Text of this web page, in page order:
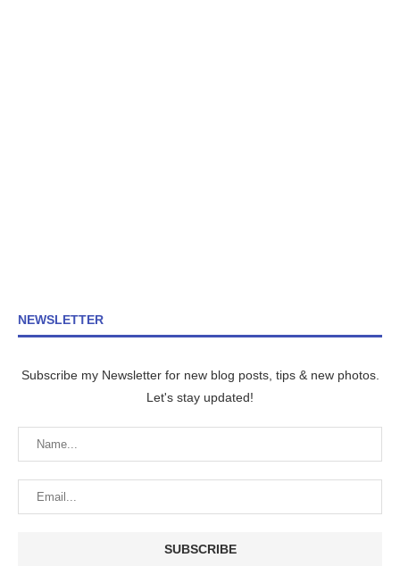
NEWSLETTER
Subscribe my Newsletter for new blog posts, tips & new photos.
Let's stay updated!